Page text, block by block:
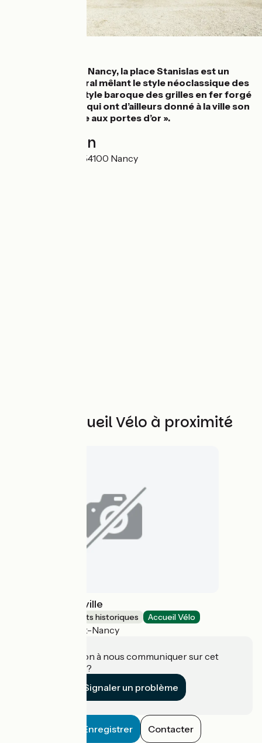
En plein cœur de Nancy, la place Stanislas est un
joyau architectural mêlant le style néoclassique des
bâtiments et le style baroque des grilles en fer forgé
rehaussées d’or, qui ont d’ailleurs donné à la ville son
surnom : « La ville aux portes d’or ».
Localisation
2 Place Stanislas 54100 Nancy
Autres Accueil Vélo à proximité
Château de Fléville
Sites et monuments historiques Accueil Vélo
Fléville-devant-Nancy
Une information à nous communiquer sur cet
établissement ?
Signaler un problème
Enregistrer Contacter